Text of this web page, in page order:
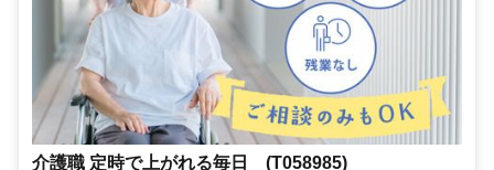
介護職 定時で上がれる毎日 (T058985)